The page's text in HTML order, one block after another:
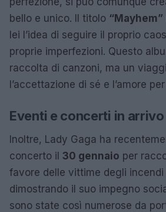
bello e unico. Il titolo “Mayhem”
lei l’idea di seguire il proprio
proprie imperfezioni. Questo
raccolta di canzoni, ma un
l’accettazione di sé e l’amore
Eventi e concerti in arrivo
Inoltre, Lady Gaga ha
concerto il 30 gennaio per
favore delle vittime degli incendi
dimostrando il suo impegno
sono state così numerose da